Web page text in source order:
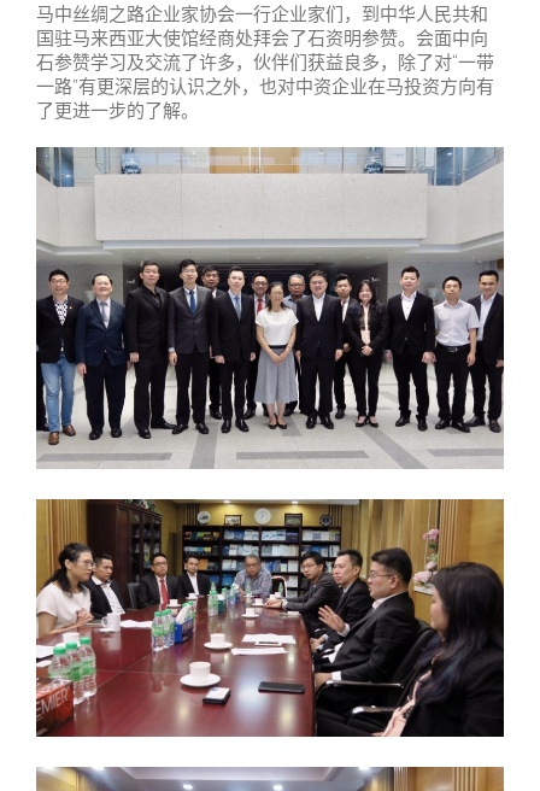
马中丝绸之路企业家协会一行企业家们，到中华人民共和
国驻马来西亚大使馆经商处拜会了石资明参赞。会面中向
石参赞学习及交流了许多，伙伴们获益良多，除了对“一带
一路”有更深层的认识之外，也对中资企业在马投资方向有
了更进一步的了解。